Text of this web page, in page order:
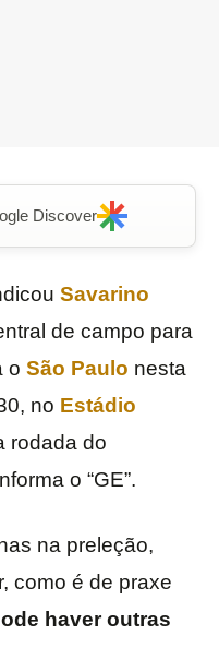
Discover
Savarino
de campo para
o São Paulo nesta
no Estádio
rodada do
o “GE”.
na preleção,
como é de praxe
haver outras